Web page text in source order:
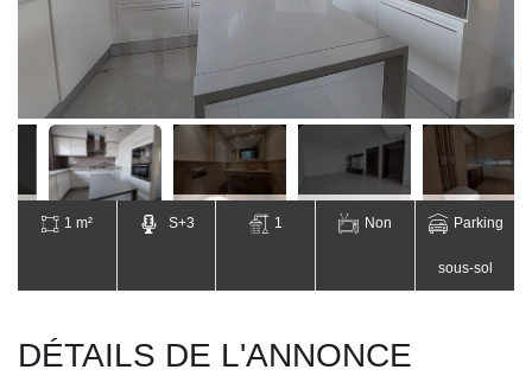
1 m² S+3 1 Non Parking
sous-sol
DÉTAILS DE L'ANNONCE